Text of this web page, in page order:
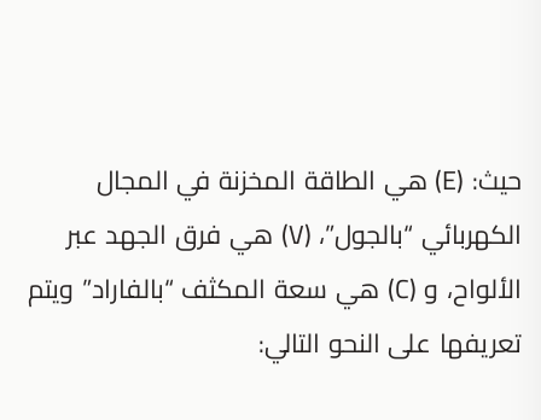
حيث: (E) هي الطاقة المخزنة في المجال
الكهربائي “بالجول”، (V) هي فرق الجهد عبر
الألواح، و (C) هي سعة المكثف “بالفاراد” ويتم
تعريفها على النحو التالي: